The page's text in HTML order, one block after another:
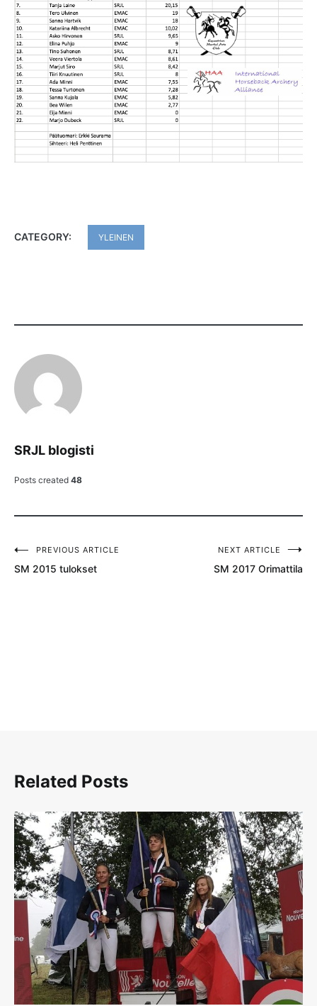
CATEGORY: YLEINEN
SRJL blogisti
Posts created 48
Artikkelien
PREVIOUS ARTICLE
SM 2015 tulokset
NEXT ARTICLE
SM 2017 Orimattila
Related Posts